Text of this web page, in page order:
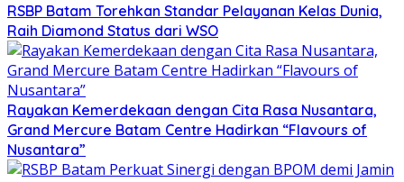
RSBP Batam Torehkan Standar Pelayanan Kelas Dunia,
Raih Diamond Status dari WSO
Rayakan Kemerdekaan dengan Cita Rasa Nusantara,
Grand Mercure Batam Centre Hadirkan “Flavours of
Nusantara”